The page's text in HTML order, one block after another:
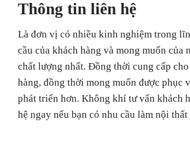
Thông tin liên hệ
Là đơn vị có nhiều kinh nghiệm trong
cầu của khách hàng và mong muốn
chất lượng nhất. Đồng thời cung cấp
hàng, đồng thời mong muốn được phục
phát triển hơn. Không khí tư vấn khách
hệ ngay nếu bạn có nhu cầu làm nội thất